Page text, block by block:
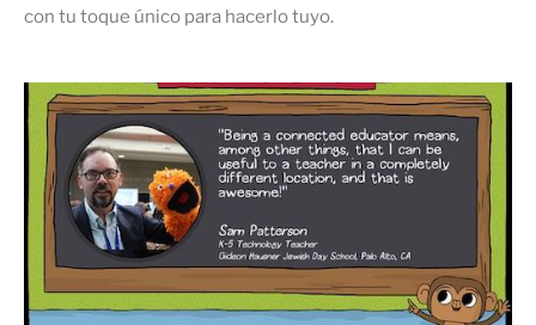
con tu toque único para hacerlo tuyo.